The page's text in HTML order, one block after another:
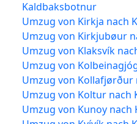
Kaldbaksbotnur
Umzug von Kirkja nach
Umzug von Kirkjubøur
Umzug von Klaksvík
Umzug von
Umzug von
Umzug von Koltur nach
Umzug von Kunoy nach